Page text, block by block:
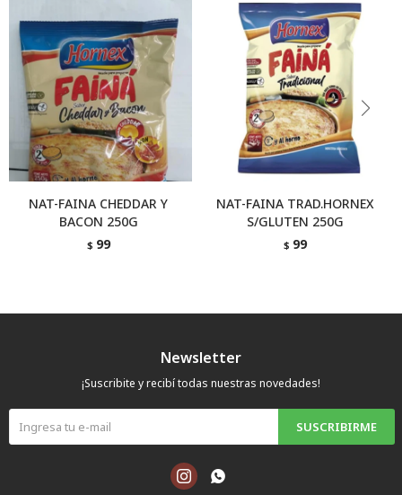
NAT-FAINA CHEDDAR Y
BACON 250G
$ 99
NAT-FAINA TRAD.HORNEX
S/GLUTEN 250G
$ 99
Newsletter
¡Suscribite y recibí todas nuestras novedades!
SUSCRIBIRME
 